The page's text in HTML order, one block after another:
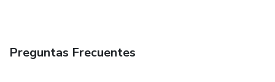
Preguntas Frecuentes